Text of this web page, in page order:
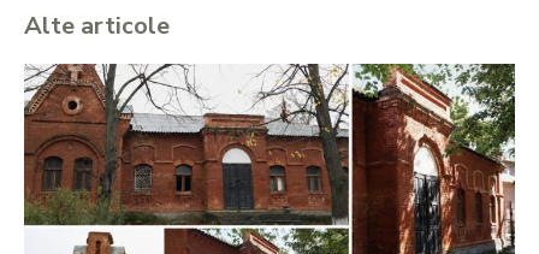
Alte articole